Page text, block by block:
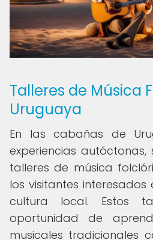
Talleres de Música
Uruguaya
En las cabañas de
experiencias autóctonas,
talleres de música
los visitantes interesados
cultura local. Estos
oportunidad de
musicales tradicionales